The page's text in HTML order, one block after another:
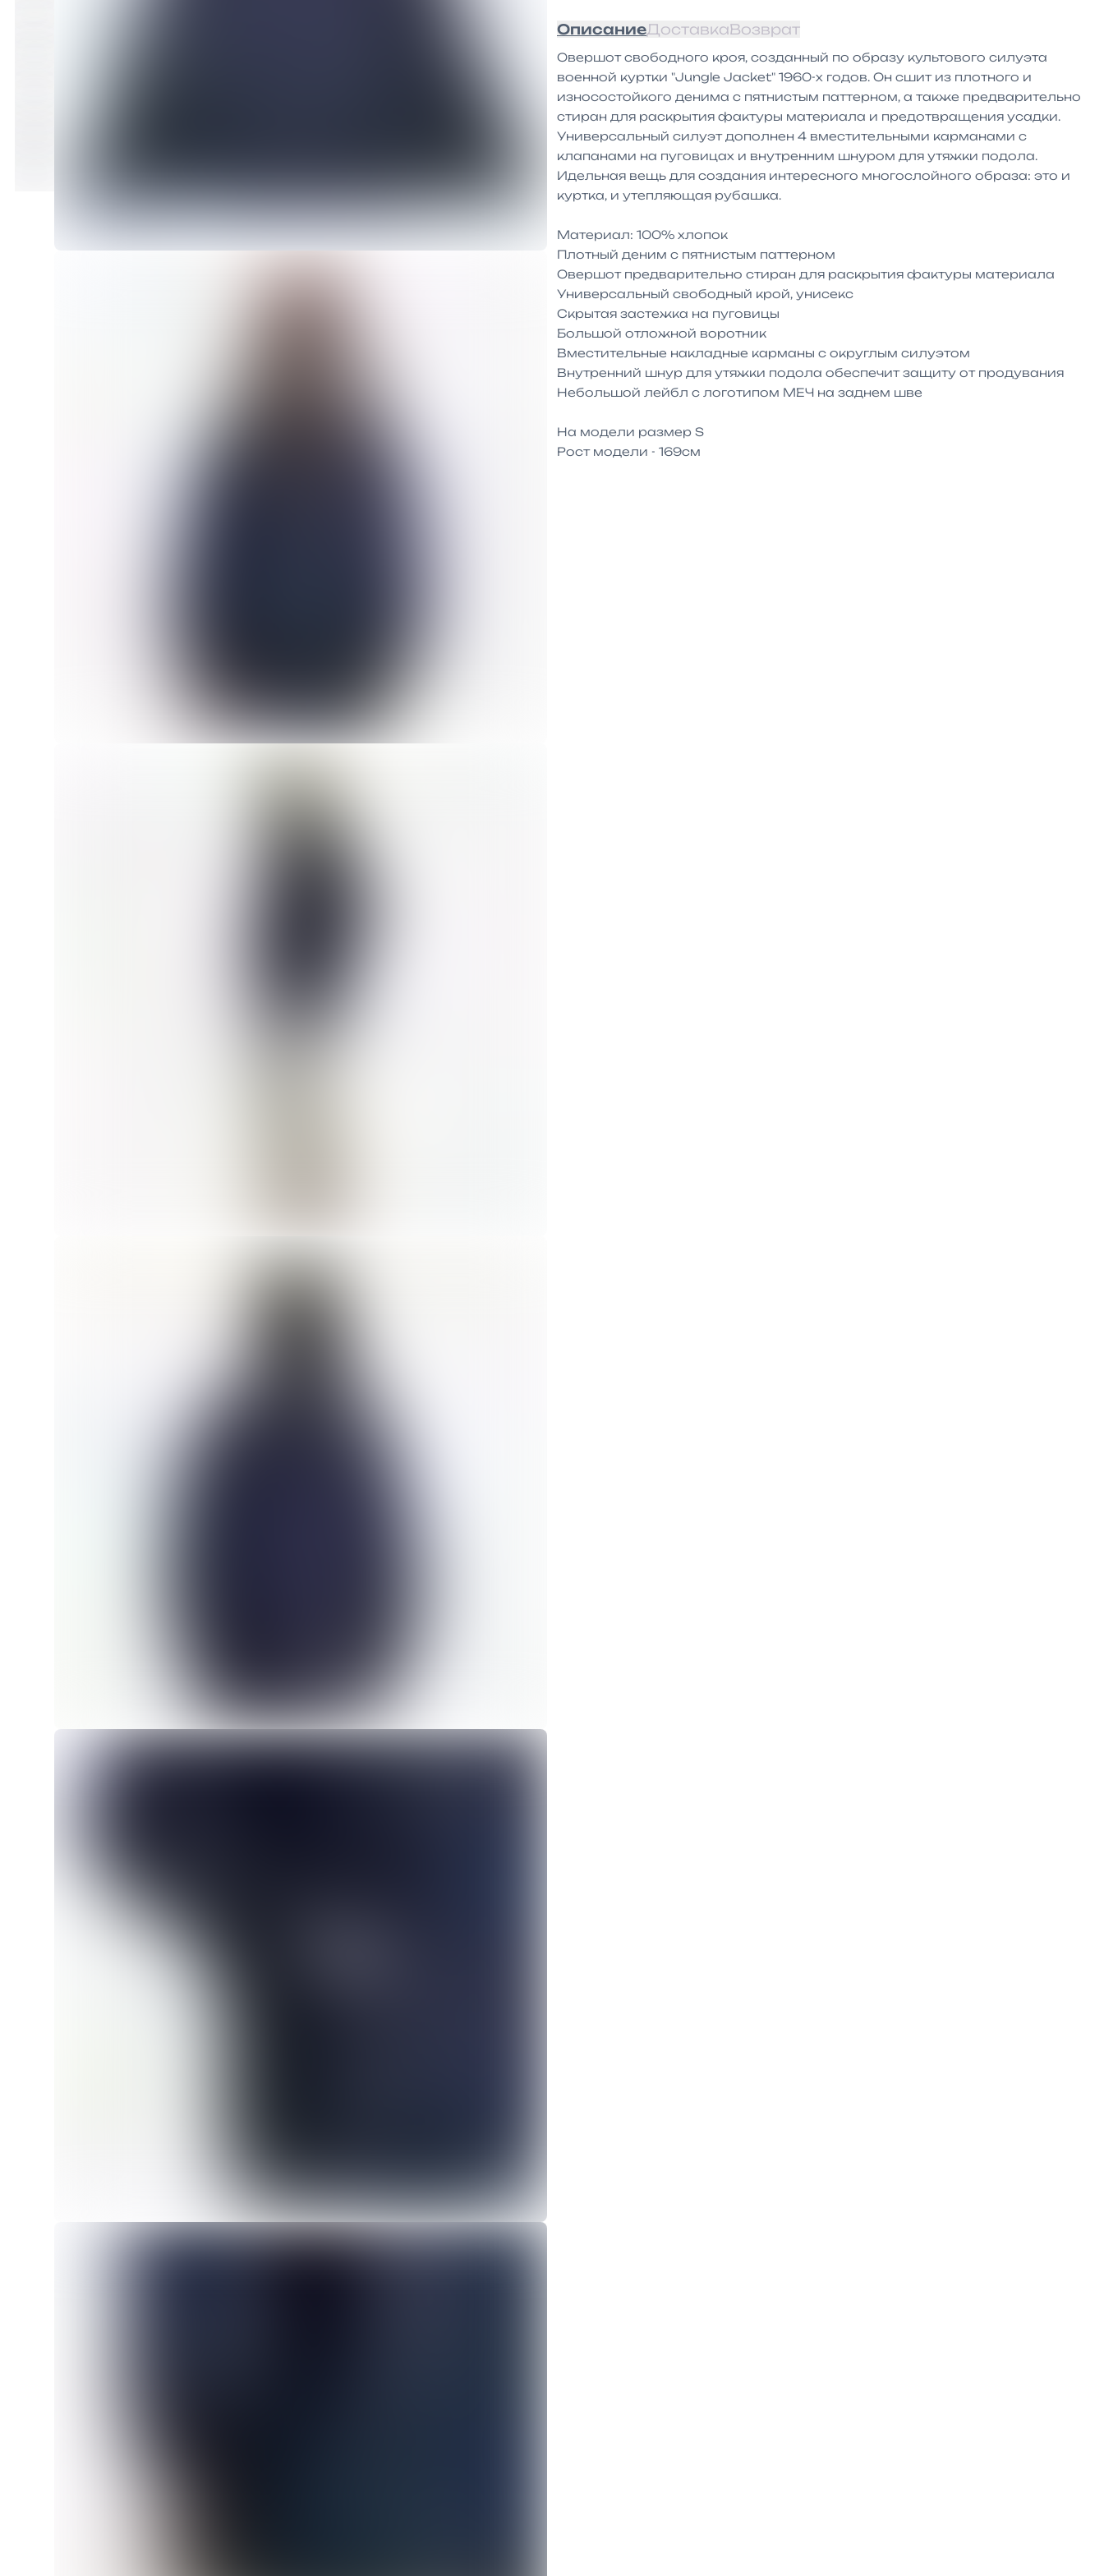
ОписаниеДоставкаВозврат
Овершот свободного кроя, созданный по образу культового силуэта
военной куртки "Jungle Jacket" 1960-х годов. Он сшит из плотного и
износостойкого денима с пятнистым паттерном, а также предварительно
стиран для раскрытия фактуры материала и предотвращения усадки.
Универсальный силуэт дополнен 4 вместительными карманами с
клапанами на пуговицах и внутренним шнуром для утяжки подола.
Идельная вещь для создания интересного многослойного образа: это и
куртка, и утепляющая рубашка.
Материал: 100% хлопок
Плотный деним с пятнистым паттерном
Овершот предварительно стиран для раскрытия фактуры материала
Универсальный свободный крой, унисекс
Скрытая застежка на пуговицы
Большой отложной воротник
Вместительные накладные карманы с округлым силуэтом
Внутренний шнур для утяжки подола обеспечит защиту от продувания
Небольшой лейбл с логотипом МЕЧ на заднем шве
На модели размер S
Рост модели - 169см